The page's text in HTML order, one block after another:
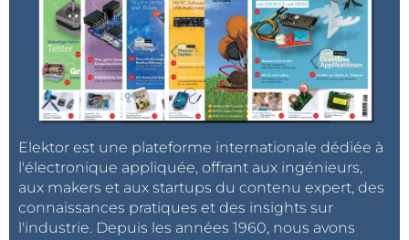
Elektor est une plateforme internationale dédiée à
l'électronique appliquée, offrant aux ingénieurs,
aux makers et aux startups du contenu expert, des
connaissances pratiques et des insights sur
l'industrie. Depuis les années 1960, nous avons